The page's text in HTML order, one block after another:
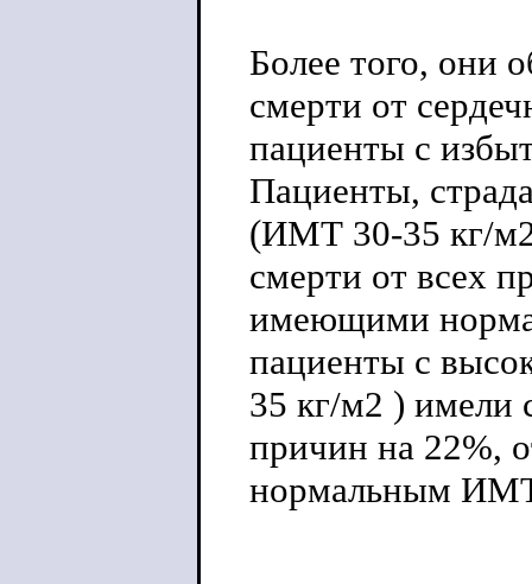
Более того, они
смерти от
пациенты с
Пациенты,
(ИМТ 30-35 кг/
смерти от всех
имеющими
пациенты с
35 кг/м2 ) имели
причин на 22%,
нормальным